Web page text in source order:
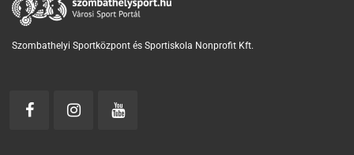
Szombathelyi Sportközpont és Sportiskola Nonprofit Kft.